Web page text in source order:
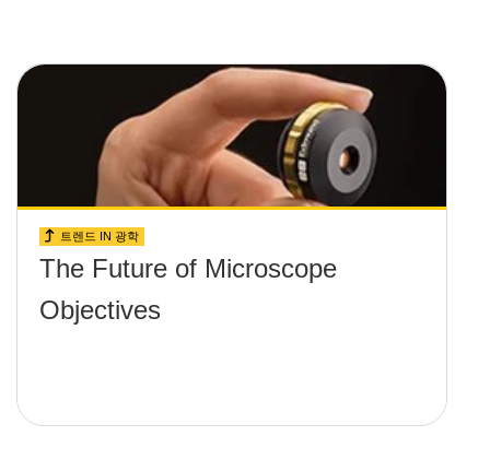
트렌드 IN 광학
The Future of Microscope
Objectives